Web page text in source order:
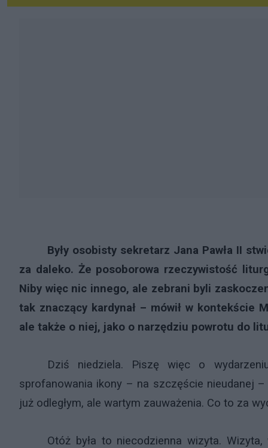
Były osobisty sekretarz Jana Pawła II
za daleko. Że posoborowa rzeczywistość
Niby więc nic innego, ale zebrani byli
tak znaczący kardynał – mówił w kontekście
ale także o niej, jako o narzędziu powrotu do
Dziś niedziela. Piszę więc o
sprofanowania ikony – na szczęście nieudanej
już odległym, ale wartym zauważenia. Co to za
Otóż była to niecodzienna wizyta.